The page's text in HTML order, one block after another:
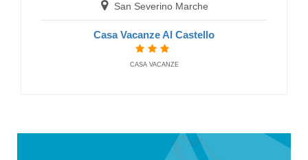
San Severino Marche
Casa Vacanze Al Castello
CASA VACANZE